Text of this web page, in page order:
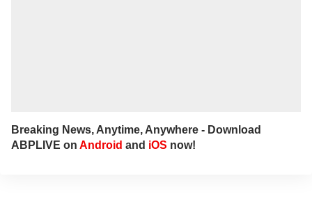
Breaking News, Anytime, Anywhere - Download
ABPLIVE on Android and iOS now!